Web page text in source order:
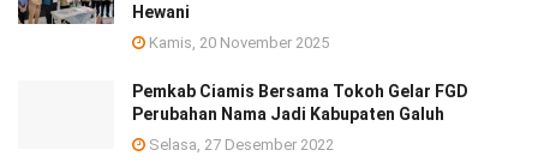
Hewani
Kamis, 20 November 2025
Pemkab Ciamis Bersama Tokoh Gelar FGD
Perubahan Nama Jadi Kabupaten Galuh
Selasa, 27 Desember 2022